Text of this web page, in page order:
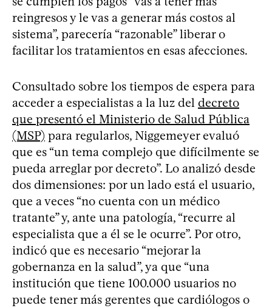
reingresos y le vas a generar más costos al
sistema”, parecería “razonable” liberar o
facilitar los tratamientos en esas afecciones.
Consultado sobre los tiempos de espera para
acceder a especialistas a la luz del decreto
que presentó el Ministerio de Salud Pública
(MSP) para regularlos, Niggemeyer evaluó
que es “un tema complejo que difícilmente se
pueda arreglar por decreto”. Lo analizó desde
dos dimensiones: por un lado está el usuario,
que a veces “no cuenta con un médico
tratante” y, ante una patología, “recurre al
especialista que a él se le ocurre”. Por otro,
indicó que es necesario “mejorar la
gobernanza en la salud”, ya que “una
institución que tiene 100.000 usuarios no
puede tener más gerentes que cardiólogos o